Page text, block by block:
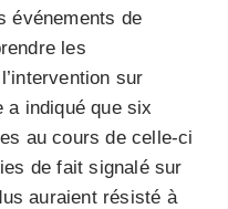
événements de
les
sur
a indiqué que six
au cours de celle-ci
de fait signalé sur
auraient résisté à